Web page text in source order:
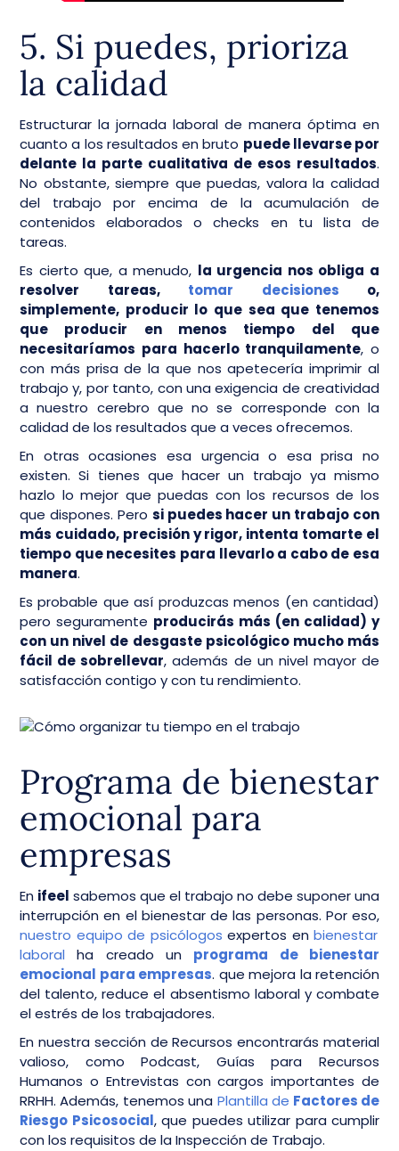
5. Si puedes, prioriza
la calidad
Estructurar la jornada laboral de manera óptima en
cuanto a los resultados en bruto puede llevarse por
delante la parte cualitativa de esos resultados.
No obstante, siempre que puedas, valora la calidad
del trabajo por encima de la acumulación de
contenidos elaborados o checks en tu lista de
tareas.
Es cierto que, a menudo, la urgencia nos obliga a
resolver tareas, tomar decisiones o,
simplemente, producir lo que sea que tenemos
que producir en menos tiempo del que
necesitaríamos para hacerlo tranquilamente, o
con más prisa de la que nos apetecería imprimir al
trabajo y, por tanto, con una exigencia de creatividad
a nuestro cerebro que no se corresponde con la
calidad de los resultados que a veces ofrecemos.
En otras ocasiones esa urgencia o esa prisa no
existen. Si tienes que hacer un trabajo ya mismo
hazlo lo mejor que puedas con los recursos de los
que dispones. Pero si puedes hacer un trabajo con
más cuidado, precisión y rigor, intenta tomarte el
tiempo que necesites para llevarlo a cabo de esa
manera.
Es probable que así produzcas menos (en cantidad)
pero seguramente producirás más (en calidad) y
con un nivel de desgaste psicológico mucho más
fácil de sobrellevar, además de un nivel mayor de
satisfacción contigo y con tu rendimiento.
Programa de bienestar
emocional para
empresas
En ifeel sabemos que el trabajo no debe suponer una
interrupción en el bienestar de las personas. Por eso,
nuestro equipo de psicólogos expertos en bienestar
laboral ha creado un
programa de bienestar
emocional para empresas. que mejora la retención
del talento, reduce el absentismo laboral y combate
el estrés de los trabajadores.
En nuestra sección de Recursos encontrarás material
valioso, como Podcast, Guías para Recursos
Humanos o Entrevistas con cargos importantes de
RRHH. Además, tenemos una Plantilla de Factores de
Riesgo Psicosocial, que puedes utilizar para cumplir
con los requisitos de la Inspección de Trabajo.